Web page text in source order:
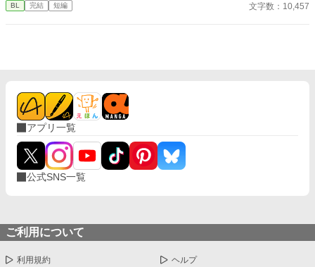
BL 完結 短編 文字数：10,457
アプリ一覧
公式SNS一覧
ご利用について
利用規約 ヘルプ